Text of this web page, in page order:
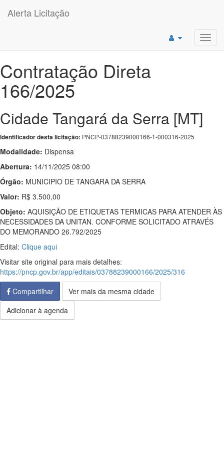
Alerta Licitação
Contratação Direta
166/2025
Cidade Tangará da Serra [MT]
Identificador desta licitação: PNCP-03788239000166-1-000316-2025
Modalidade: Dispensa
Abertura: 14/11/2025 08:00
Órgão: MUNICIPIO DE TANGARA DA SERRA
Valor: R$ 3.500,00
Objeto: AQUISIÇÃO DE ETIQUETAS TERMICAS PARA ATENDER ÀS
NECESSIDADES DA UNITAN. CONFORME SOLICITADO ATRAVÉS
DO MEMORANDO 26.792/2025
Edital: Clique aqui
Visitar site original para mais detalhes:
https://pncp.gov.br/app/editais/03788239000166/2025/316
Compartilhar
Ver mais da mesma cidade
Adicionar à agenda